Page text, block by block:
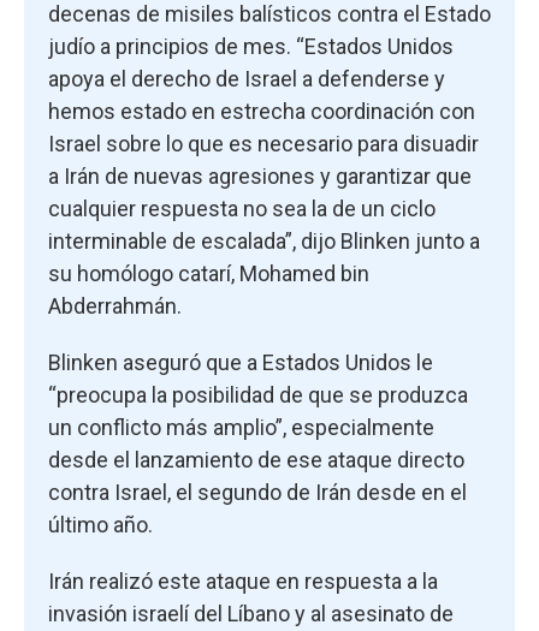
decenas de misiles balísticos contra el Estado
judío a principios de mes. “Estados Unidos
apoya el derecho de Israel a defenderse y
hemos estado en estrecha coordinación con
Israel sobre lo que es necesario para disuadir
a Irán de nuevas agresiones y garantizar que
cualquier respuesta no sea la de un ciclo
interminable de escalada”, dijo Blinken junto a
su homólogo catarí, Mohamed bin
Abderrahmán.
Blinken aseguró que a Estados Unidos le
“preocupa la posibilidad de que se produzca
un conflicto más amplio”, especialmente
desde el lanzamiento de ese ataque directo
contra Israel, el segundo de Irán desde en el
último año.
Irán realizó este ataque en respuesta a la
invasión israelí del Líbano y al asesinato de